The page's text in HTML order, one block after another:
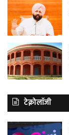
टेक्नोलॉजी